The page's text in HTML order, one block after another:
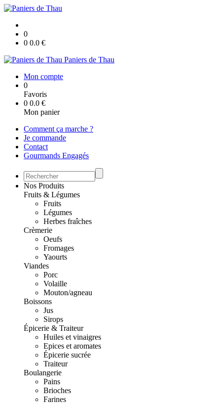
0
0 0.0 €
Paniers de Thau
Mon compte
0
Favoris
0 0.0 €
Mon panier
Comment ça marche ?
Je commande
Contact
Gourmands Engagés
Nos Produits
Fruits & Légumes
Fruits
Légumes
Herbes fraîches
Crèmerie
Oeufs
Fromages
Yaourts
Viandes
Porc
Volaille
Mouton/agneau
Boissons
Jus
Sirops
Épicerie & Traiteur
Huiles et vinaigres
Epices et aromates
Épicerie sucrée
Traiteur
Boulangerie
Pains
Brioches
Farines